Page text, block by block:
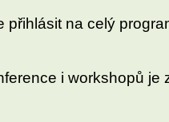
přihlásit na celý
i workshopů